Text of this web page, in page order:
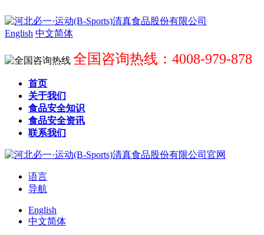
English 中文简体
全国咨询热线：4008-979-878
首页
关于我们
食品安全知识
食品安全资讯
联系我们
语言
导航
English
中文简体